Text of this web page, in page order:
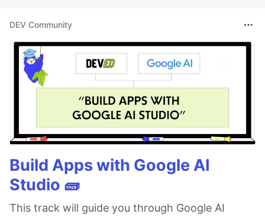
DEV Community
Build Apps with Google AI
Studio 🧱
This track will guide you through Google AI